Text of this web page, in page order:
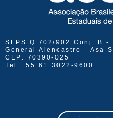
SEPS Q 702/902 Conj. B -
General Alencastro - Asa
CEP: 70390-025
Tel.: 55 61 3022-9600